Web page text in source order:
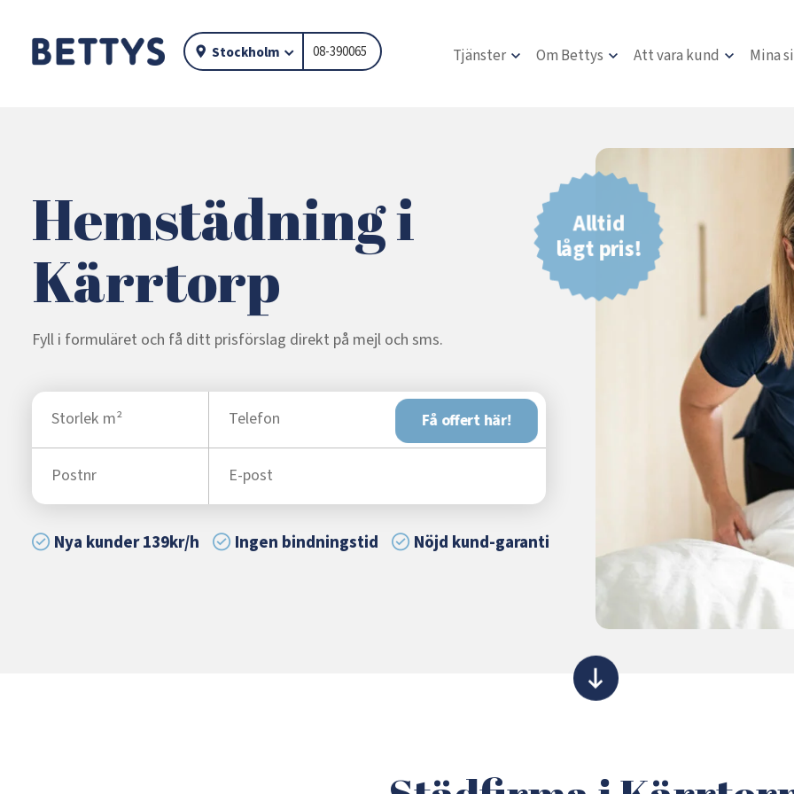
Stockholm 08-390065 Tjänster Om Bettys Att vara kund Mina
Hemstädning i
Kärrtorp
Fyll i formuläret och få ditt prisförslag direkt på mejl och sms.
Få offert här!
Nya kunder 139kr/h Ingen bindningstid Nöjd kund-garanti
Alltid
lågt pris!